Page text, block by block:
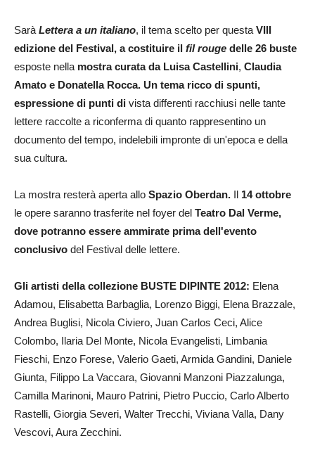
Sarà Lettera a un italiano, il tema scelto per questa VIII
edizione del Festival, a costituire il fil rouge delle 26 buste
esposte nella mostra curata da Luisa Castellini, Claudia
Amato e Donatella Rocca. Un tema ricco di spunti,
espressione di punti di vista differenti racchiusi nelle tante
lettere raccolte a riconferma di quanto rappresentino un
documento del tempo, indelebili impronte di un'epoca e della
sua cultura.
La mostra resterà aperta allo Spazio Oberdan. Il 14 ottobre
le opere saranno trasferite nel foyer del Teatro Dal Verme,
dove potranno essere ammirate prima dell'evento
conclusivo del Festival delle lettere.
Gli artisti della collezione BUSTE DIPINTE 2012: Elena
Adamou, Elisabetta Barbaglia, Lorenzo Biggi, Elena Brazzale,
Andrea Buglisi, Nicola Civiero, Juan Carlos Ceci, Alice
Colombo, Ilaria Del Monte, Nicola Evangelisti, Limbania
Fieschi, Enzo Forese, Valerio Gaeti, Armida Gandini, Daniele
Giunta, Filippo La Vaccara, Giovanni Manzoni Piazzalunga,
Camilla Marinoni, Mauro Patrini, Pietro Puccio, Carlo Alberto
Rastelli, Giorgia Severi, Walter Trecchi, Viviana Valla, Dany
Vescovi, Aura Zecchini.